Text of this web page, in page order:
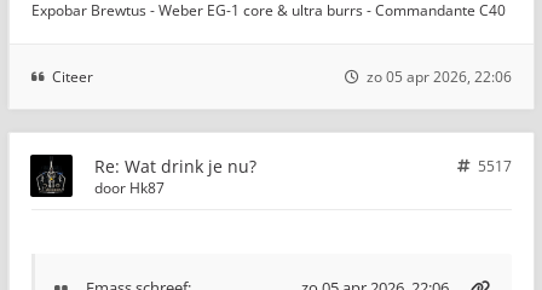
Expobar Brewtus - Weber EG-1 core & ultra burrs - Commandante C40
Citeer zo 05 apr 2026, 22:06
Re: Wat drink je nu?
5517
door Hk87